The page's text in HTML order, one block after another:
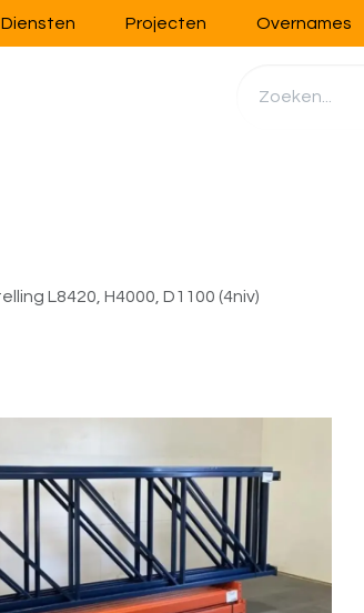
Diensten Projecten Overnames
L8420, H4000, D1100 (4niv)